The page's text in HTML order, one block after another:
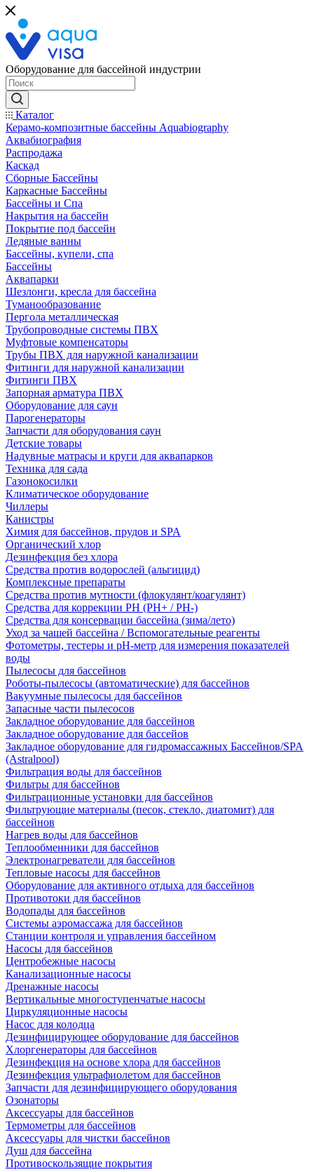
Оборудование для бассейной индустрии
Каталог
Керамо-композитные бассейны Aquabiography
Аквабиография
Распродажа
Каскад
Сборные Бассейны
Каркасные Бассейны
Бассейны и Спа
Накрытия на бассейн
Покрытие под бассейн
Ледяные ванны
Бассейны, купели, спа
Бассейны
Аквапарки
Шезлонги, кресла для бассейна
Туманообразование
Пергола металлическая
Трубопроводные системы ПВХ
Муфтовые компенсаторы
Трубы ПВХ для наружной канализации
Фитинги для наружной канализации
Фитинги ПВХ
Запорная арматура ПВХ
Оборудование для саун
Парогенераторы
Запчасти для оборудования саун
Детские товары
Надувные матрасы и круги для аквапарков
Техника для сада
Газонокосилки
Климатическое оборудование
Чиллеры
Канистры
Химия для бассейнов, прудов и SPA
Органический хлор
Дезинфекция без хлора
Средства против водорослей (альгицид)
Комплексные препараты
Средства против мутности (флокулянт/коагулянт)
Средства для коррекции PH (PH+ / PH-)
Средства для консервации бассейна (зима/лето)
Уход за чашей бассейна / Вспомогательные реагенты
Фотометры, тестеры и рН-метр для измерения показателей
воды
Пылесосы для бассейнов
Роботы-пылесосы (автоматические) для бассейнов
Вакуумные пылесосы для бассейнов
Запасные части пылесосов
Закладное оборудование для бассейнов
Закладное оборудование для бассейов
Закладное оборудование для гидромассажных Бассейнов/SPA
(Astralpool)
Фильтрация воды для бассейнов
Фильтры для бассейнов
Фильтрационные установки для бассейнов
Фильтрующие материалы (песок, стекло, диатомит) для
бассейнов
Нагрев воды для бассейнов
Теплообменники для бассейнов
Электронагреватели для бассейнов
Тепловые насосы для бассейнов
Оборудование для активного отдыха для бассейнов
Противотоки для бассейнов
Водопады для бассейнов
Системы аэромассажа для бассейнов
Станции контроля и управления бассейном
Насосы для бассейнов
Центробежные насосы
Канализационные насосы
Дренажные насосы
Вертикальные многоступенчатые насосы
Циркуляционные насосы
Насос для колодца
Дезинфицирующее оборудование для бассейнов
Хлоргенераторы для бассейнов
Дезинфекция на основе хлора для бассейнов
Дезинфекция ультрафиолетом для бассейнов
Запчасти для дезинфицирующего оборудования
Озонаторы
Аксессуары для бассейнов
Термометры для бассейнов
Аксессуары для чистки бассейнов
Душ для бассейна
Противоскользящие покрытия